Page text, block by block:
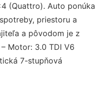
(Quattro). Auto ponúka
priestoru a
a pôvodom je z
Motor: 3.0 TDI V6
7-stupňová